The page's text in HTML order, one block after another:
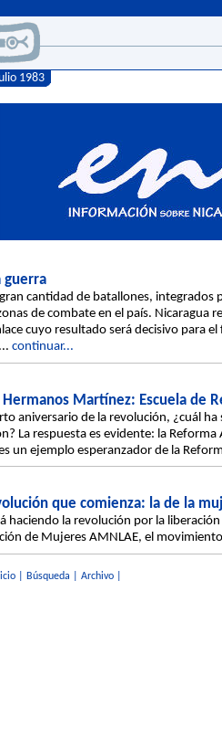
1983
guerra
cantidad de batallones, integrados
de combate en el país. Nicaragua
cuyo resultado será decisivo para
continuar...
Hermanos Martínez: Escuela de
aniversario de la revolución, ¿cuál
La respuesta es evidente: la
un ejemplo esperanzador de la
que comienza: la de la
haciendo la revolución por la
de Mujeres AMNLAE, el
| Búsqueda Archivo|